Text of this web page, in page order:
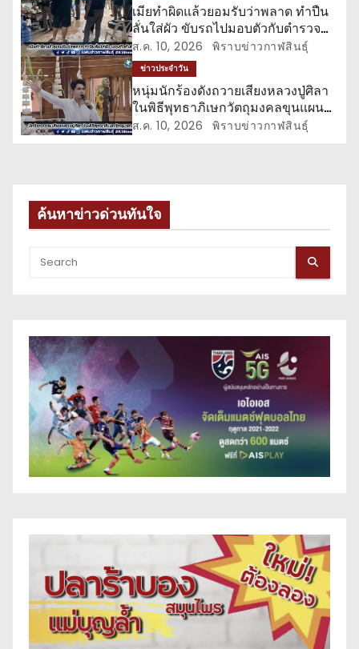
รื่
อ
ง
เมียทำผิดแล้วยอมรับว่าพลาด ทำปืน
ลั่นใส่ผัว ขับรถไปมอบตัวกับตำรวจ
ทันที
ส.ค. 10, 2026 พิราบข่าวกาฬสินธุ์
ข่าวประจำวัน
หนุ่มนักร้องดังถวายเสียงหลวงปู่ศิลา
ในพิธีพุทธาภิเษกวัตถุมงคลขุนแผน
วาระสุดท้าย
ส.ค. 10, 2026 พิราบข่าวกาฬสินธุ์
ค้นหาข่าวด่วนทันใจ